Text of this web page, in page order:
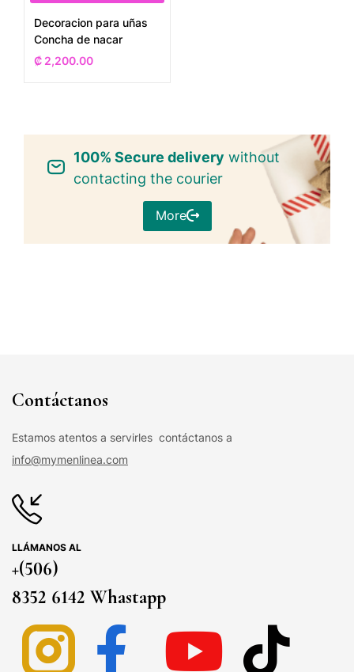
Decoracion para uñas
Concha de nacar
₡ 2,200.00
100% Secure delivery without
contacting the courier
More
Contáctanos
Estamos atentos a servirles contáctanos a
info@mymenlinea.com
LLÁMANOS AL
+(506)
8352 6142 Whastapp